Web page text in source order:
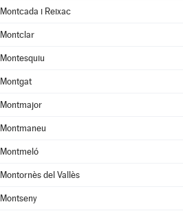
Montcada i Reixac
Montclar
Montesquiu
Montgat
Montmajor
Montmaneu
Montmeló
Montornès del Vallès
Montseny